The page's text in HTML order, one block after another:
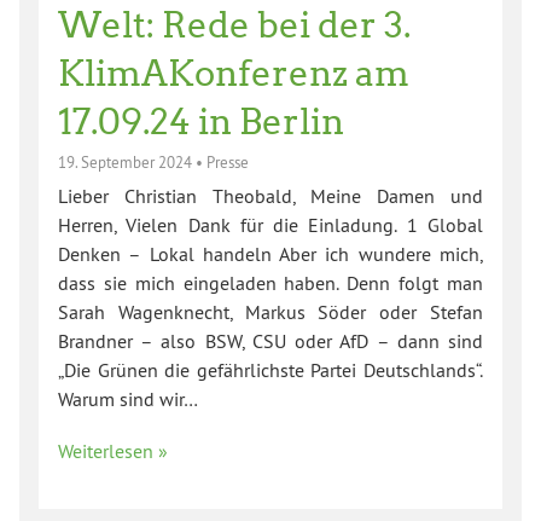
Welt: Rede bei der 3.
KlimAKonferenz am
17.09.24 in Berlin
19. September 2024 • Presse
Lieber Christian Theobald, Meine Damen und
Herren, Vielen Dank für die Einladung. 1 Global
Denken – Lokal handeln Aber ich wundere mich,
dass sie mich eingeladen haben. Denn folgt man
Sarah Wagenknecht, Markus Söder oder Stefan
Brandner – also BSW, CSU oder AfD – dann sind
„Die Grünen die gefährlichste Partei Deutschlands“.
Warum sind wir…
Weiterlesen »